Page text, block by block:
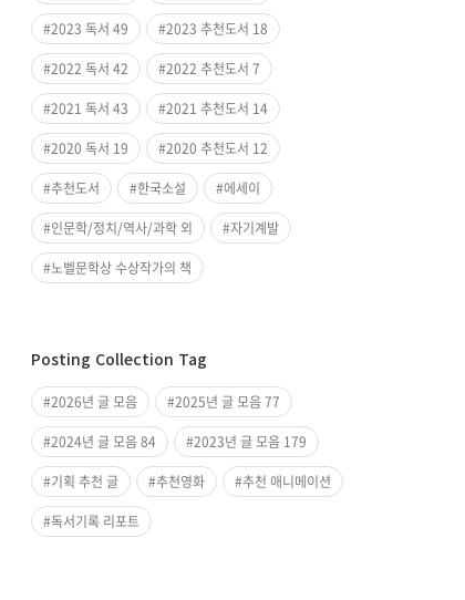
2023 독서 49
2023 추천도서 18
2022 독서 42
2022 추천도서 7
2021 독서 43
2021 추천도서 14
2020 독서 19
2020 추천도서 12
추천도서
한국소설
에세이
인문학/정치/역사/과학 외
자기계발
노벨문학상 수상작가의 책
Posting Collection Tag
2026년 글 모음
2025년 글 모음 77
2024년 글 모음 84
2023년 글 모음 179
기획 추천 글
추천영화
추천 애니메이션
독서기록 리포트